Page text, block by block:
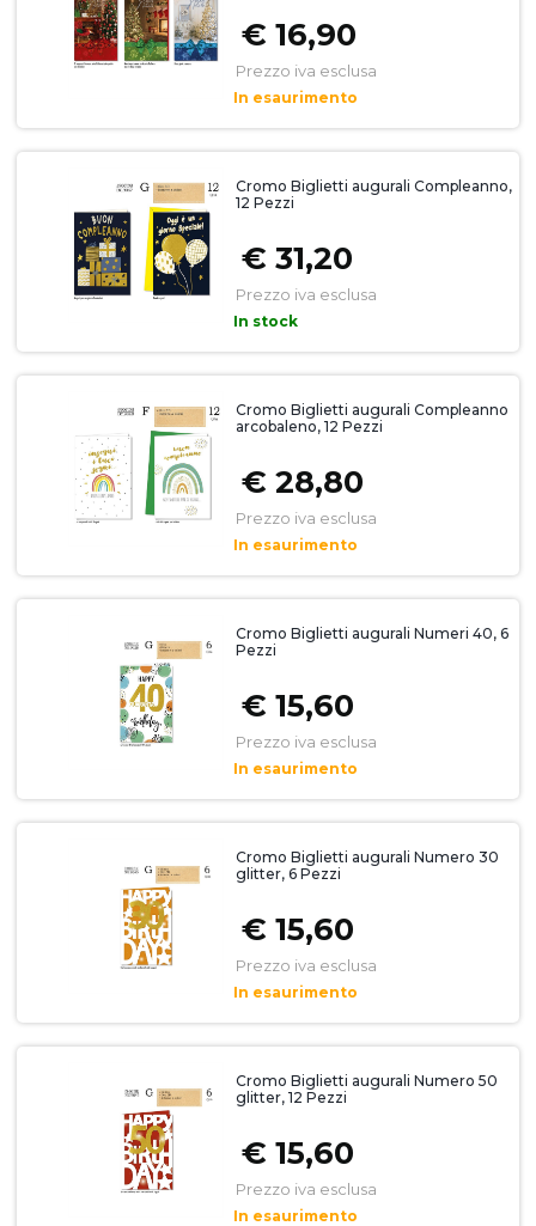
€ 16,90
Prezzo iva esclusa
In esaurimento
Cromo Biglietti augurali Compleanno,
12 Pezzi
€ 31,20
Prezzo iva esclusa
In stock
Cromo Biglietti augurali Compleanno
arcobaleno, 12 Pezzi
€ 28,80
Prezzo iva esclusa
In esaurimento
Cromo Biglietti augurali Numeri 40, 6
Pezzi
€ 15,60
Prezzo iva esclusa
In esaurimento
Cromo Biglietti augurali Numero 30
glitter, 6 Pezzi
€ 15,60
Prezzo iva esclusa
In esaurimento
Cromo Biglietti augurali Numero 50
glitter, 12 Pezzi
€ 15,60
Prezzo iva esclusa
In esaurimento